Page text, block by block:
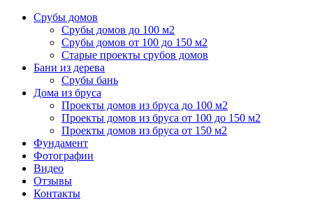
Срубы домов
Срубы домов до 100 м2
Срубы домов от 100 до 150 м2
Старые проекты срубов домов
Бани из дерева
Срубы бань
Дома из бруса
Проекты домов из бруса до 100 м2
Проекты домов из бруса от 100 до 150 м2
Проекты домов из бруса от 150 м2
Фундамент
Фотографии
Видео
Отзывы
Контакты